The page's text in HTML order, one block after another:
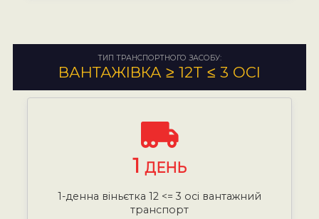
ТИП ТРАНСПОРТНОГО ЗАСОБУ:
ВАНТАЖІВКА ≥ 12T ≤ 3 ОСІ
1 ДЕНЬ
1-денна віньєтка 12 <= 3 осі вантажний
транспорт